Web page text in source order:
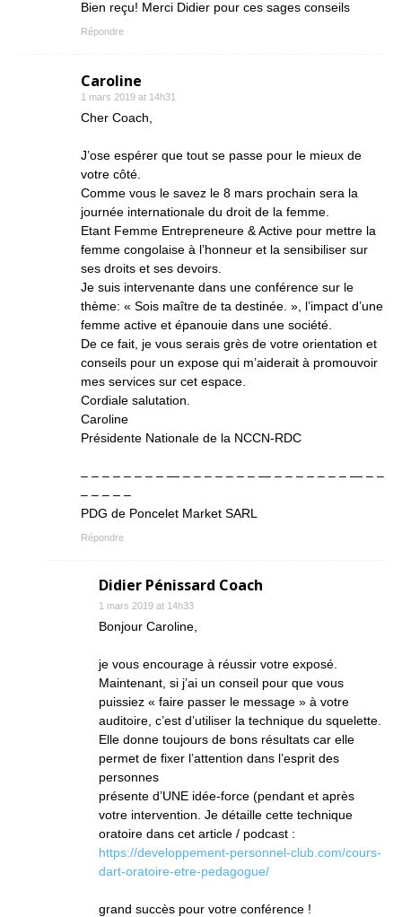
Bien reçu! Merci Didier pour ces sages conseils
Répondre
Caroline
1 mars 2019 at 14h31
Cher Coach,
J’ose espérer que tout se passe pour le mieux de
votre côté.
Comme vous le savez le 8 mars prochain sera la
journée internationale du droit de la femme.
Etant Femme Entrepreneure & Active pour mettre la
femme congolaise à l’honneur et la sensibiliser sur
ses droits et ses devoirs.
Je suis intervenante dans une conférence sur le
thème: « Sois maître de ta destinée. », l’impact d’une
femme active et épanouie dans une société.
De ce fait, je vous serais grès de votre orientation et
conseils pour un expose qui m’aiderait à promouvoir
mes services sur cet espace.
Cordiale salutation.
Caroline
Présidente Nationale de la NCCN-RDC
– – – – – – – – — – – – – – – – — – – – – – – – — – –
– – – – –
PDG de Poncelet Market SARL
Répondre
Didier Pénissard Coach
1 mars 2019 at 14h33
Bonjour Caroline,
je vous encourage à réussir votre exposé.
Maintenant, si j’ai un conseil pour que vous
puissiez « faire passer le message » à votre
auditoire, c’est d’utiliser la technique du squelette.
Elle donne toujours de bons résultats car elle
permet de fixer l’attention dans l’esprit des
personnes
présente d’UNE idée-force (pendant et après
votre intervention. Je détaille cette technique
oratoire dans cet article / podcast :
https://developpement-personnel-club.com/cours-
dart-oratoire-etre-pedagogue/
grand succès pour votre conférence !